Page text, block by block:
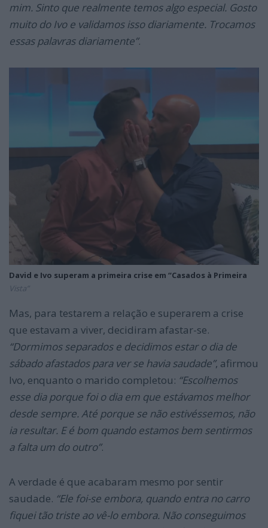
mim. Sinto que realmente temos algo especial. Gosto
muito do Ivo e validamos isso diariamente. Trocamos
essas palavras diariamente”.
David e Ivo superam a primeira crise em “Casados à Primeira
Vista”
Mas, para testarem a relação e superarem a crise
que estavam a viver, decidiram afastar-se.
“Dormimos separados e decidimos estar o dia de
sábado afastados para ver se havia saudade”, afirmou
Ivo, enquanto o marido completou: “Escolhemos
esse dia porque foi o dia em que estávamos melhor
desde sempre. Até porque se não estivéssemos, não
ia resultar. E é bom quando estamos bem sentirmos
a falta um do outro”.
A verdade é que acabaram mesmo por sentir
saudade. “Ele foi-se embora, quando entra no carro
fiquei tão triste ao vê-lo embora. Não conseguimos